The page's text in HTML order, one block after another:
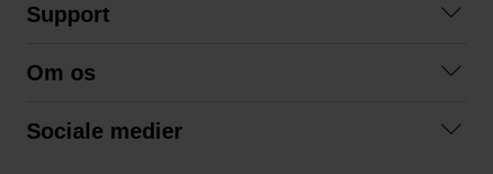
Support
Betingelser
Om os
Sociale medier